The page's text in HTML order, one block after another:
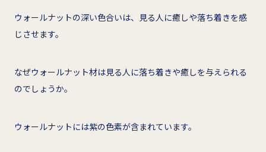
ウォールナットの深い色合いは、見る人に癒しや落ち着きを感
じさせます。
なぜウォールナット材は見る人に落ち着きや癒しを与えられる
のでしょうか。
ウォールナットには紫の色素が含まれています。